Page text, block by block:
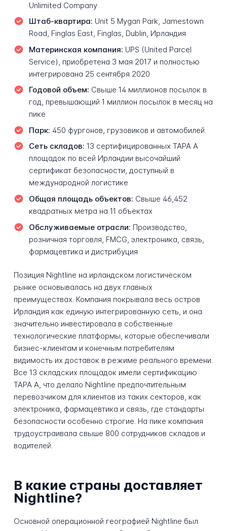
Unlimited Company
Штаб-квартира: Unit 5 Mygan Park, Jamestown
Road, Finglas East, Finglas, Dublin, Ирландия
Материнская компания: UPS (United Parcel
Service), приобретена 3 мая 2017 и полностью
интегрирована 25 сентября 2020
Годовой объем: Свыше 14 миллионов посылок в
год, превышающий 1 миллион посылок в месяц на
пике
Парк: 450 фургонов, грузовиков и автомобилей
Сеть складов: 13 сертифицированных TAPA A
площадок по всей Ирландии высочайший
сертификат безопасности, доступный в
международной логистике
Общая площадь объектов: Свыше 46,452
квадратных метра на 11 объектах
Обслуживаемые отрасли: Производство,
розничная торговля, FMCG, электроника, связь,
фармацевтика и дистрибуция
Позиция Nightline на ирландском логистическом
рынке основывалась на двух главных
преимуществах. Компания покрывала весь остров
Ирландия как единую интегрированную сеть, и она
значительно инвестировала в собственные
технологические платформы, которые обеспечивали
бизнес-клиентам и конечным потребителям
видимость их доставок в режиме реального времени.
Все 13 складских площадок имели сертификацию
TAPA A, что делало Nightline предпочтительным
перевозчиком для клиентов из таких секторов, как
электроника, фармацевтика и связь, где стандарты
безопасности особенно строгие. На пике компания
трудоустраивала свыше 800 сотрудников складов и
водителей.
В какие страны доставляет
Nightline?
Основной операционной географией Nightline был